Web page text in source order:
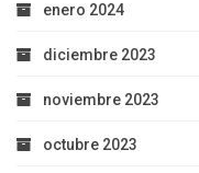
enero 2024
diciembre 2023
noviembre 2023
octubre 2023